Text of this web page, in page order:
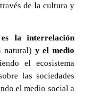
de la cultura y
la interrelación
natural) y el medio
el ecosistema
las sociedades
el medio social a